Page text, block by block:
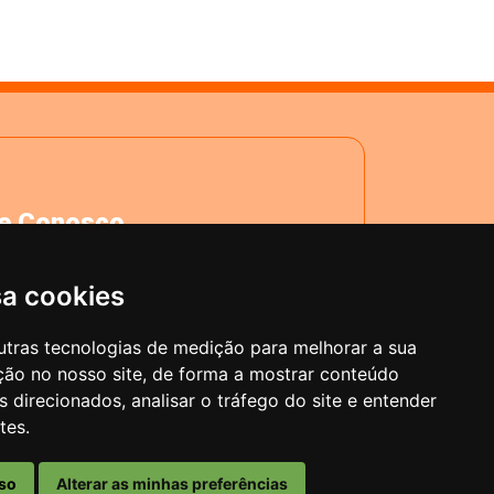
cookies
tecnologias de medição para melhorar a sua
no nosso site, de forma a mostrar conteúdo
direcionados, analisar o tráfego do site e entender
Alterar as minhas preferências
Conosco
um protocolo de acompanhamento.